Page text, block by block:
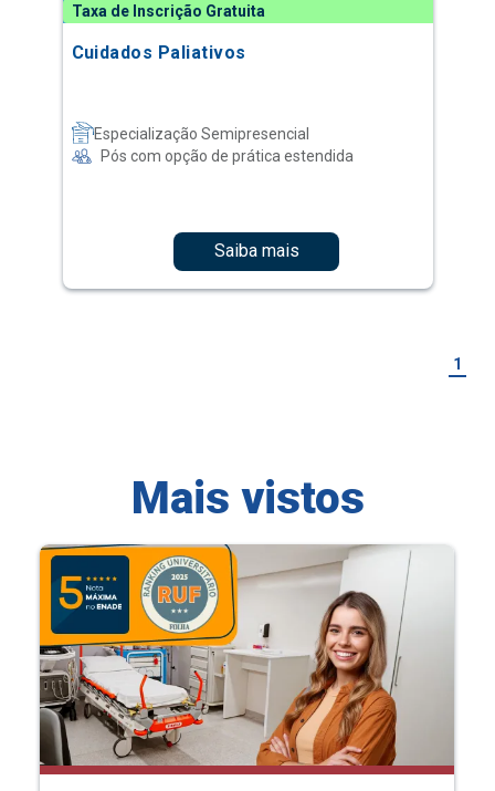
Taxa de Inscrição Gratuita
Cuidados Paliativos
Especialização Semipresencial
Pós com opção de prática estendida
Saiba mais
1
Mais vistos